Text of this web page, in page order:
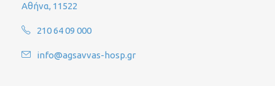
Αθήνα, 11522
210 64 09 000
info@agsavvas-hosp.gr